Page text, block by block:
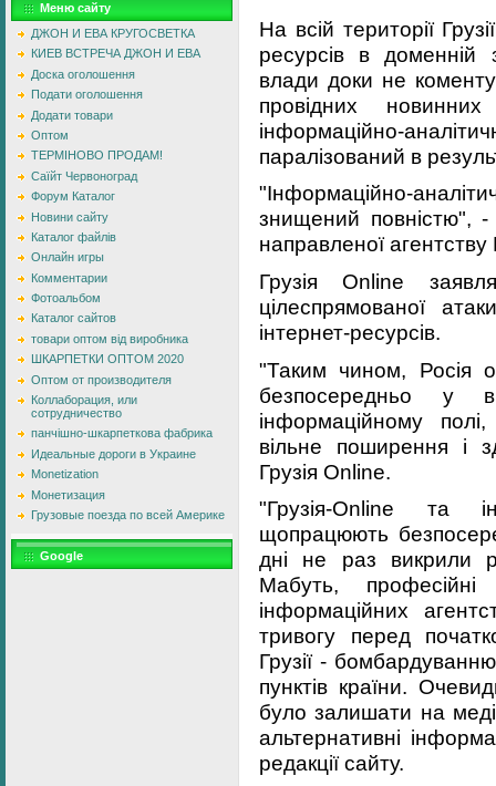
Меню сайту
ДЖОН И ЕВА КРУГОСВЕТКА
КИЕВ ВСТРЕЧА ДЖОН И ЕВА
Доска оголошення
Подати оголошення
Додати товари
Оптом
ТЕРМІНОВО ПРОДАМ!
Саїйт Червоноград
Форум Каталог
Новини сайту
Каталог файлів
Онлайн игры
Комментарии
Фотоальбом
Каталог сайтов
товари оптом від виробника
ШКАРПЕТКИ ОПТОМ 2020
Оптом от производителя
Коллаборация, или
сотрудничество
панчішно-шкарпеткова фабрика
Идеальные дороги в Украине
Monetization
Монетизация
Грузовые поезда по всей Америке
Google
На всій території
ресурсів в доменній
влади доки не
провідних
інформаційно-
паралізований в
"Інформаційно-
знищений повністю", -
направленої агентству
Грузія Online
цілеспрямованої
інтернет-ресурсів.
"Таким чином, Росія
безпосередньо у
інформаційному
вільне поширення і
Грузія Online.
"Грузія-Online та
щопрацюють
дні не раз викрили
Мабуть, професійні
інформаційних
тривогу перед
Грузії -
пунктів країни.
було залишати на
альтернативні
редакції сайту.